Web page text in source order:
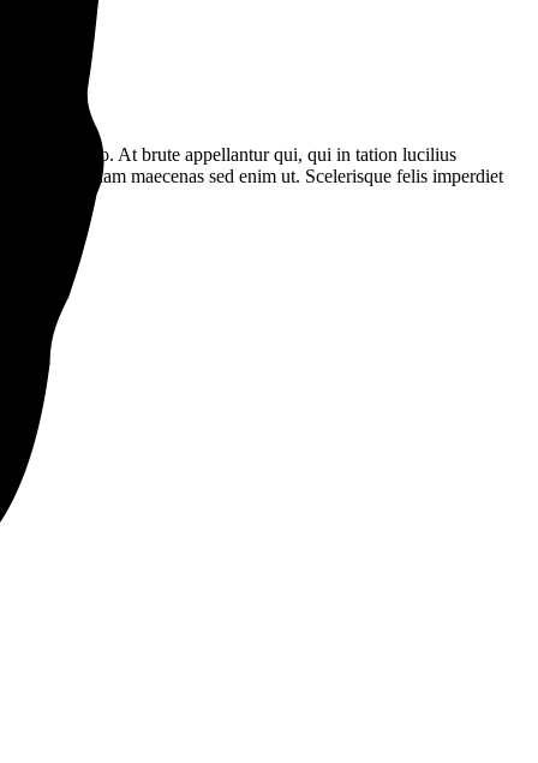
ea quo. At brute appellantur qui, qui in tation lucilius
A diam maecenas sed enim ut. Scelerisque felis imperdiet